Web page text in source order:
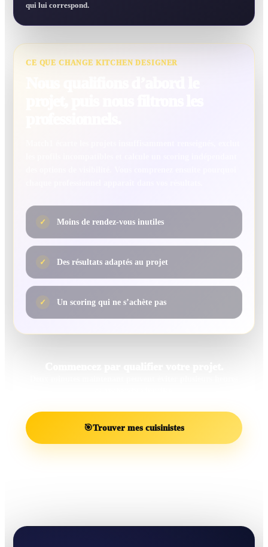
qui lui correspond.
CE QUE CHANGE KITCHEN DESIGNER
✓ Moins de rendez-vous inutiles
✓ Des résultats adaptés au projet
✓ Un scoring qui ne s’achète pas
🎯Trouver mes cuisinistes